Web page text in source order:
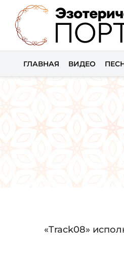
ГЛАВНАЯ ВИДЕО
Audio
«Track08»